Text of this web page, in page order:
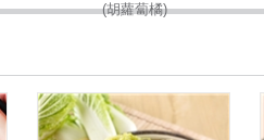
(胡蘿蔔橘)